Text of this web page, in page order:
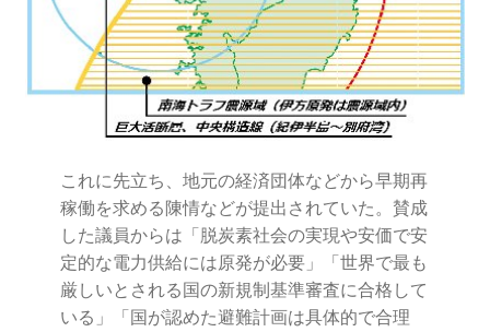
これに先立ち、地元の経済団体などから早期再
稼働を求める陳情などが提出されていた。賛成
した議員からは「脱炭素社会の実現や安価で安
定的な電力供給には原発が必要」「世界で最も
厳しいとされる国の新規制基準審査に合格して
いる」「国が認めた避難計画は具体的で合理